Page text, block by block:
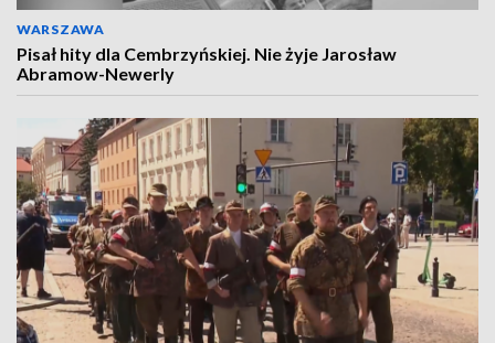
WARSZAWA
Pisał hity dla Cembrzyńskiej. Nie żyje Jarosław
Abramow-Newerly